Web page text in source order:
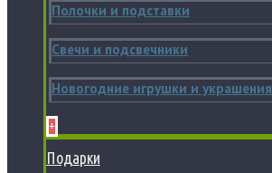
Полочки и подставки
Свечи и подсвечники
Новогодние игрушки и украшения
+
Подарки